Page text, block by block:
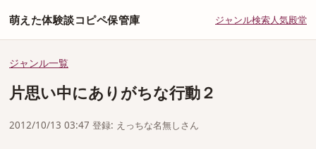
萌えた体験談コピペ保管庫 ジャンル検索人気殿堂
ジャンル一覧
片思い中にありがちな行動２
2012/10/13 03:47 登録: えっちな名無しさん